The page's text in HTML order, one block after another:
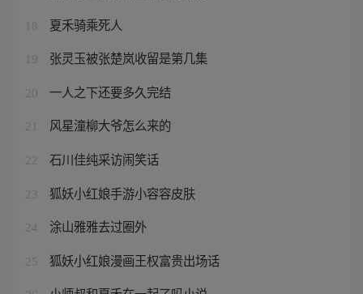
18 夏禾骑乘死人
19 张灵玉被张楚岚收留是第几集
20 一人之下还要多久完结
21 风星潼柳大爷怎么来的
22 石川佳纯采访闹笑话
23 狐妖小红娘手游小容容皮肤
24 涂山雅雅去过圈外
25 狐妖小红娘漫画王权富贵出场话